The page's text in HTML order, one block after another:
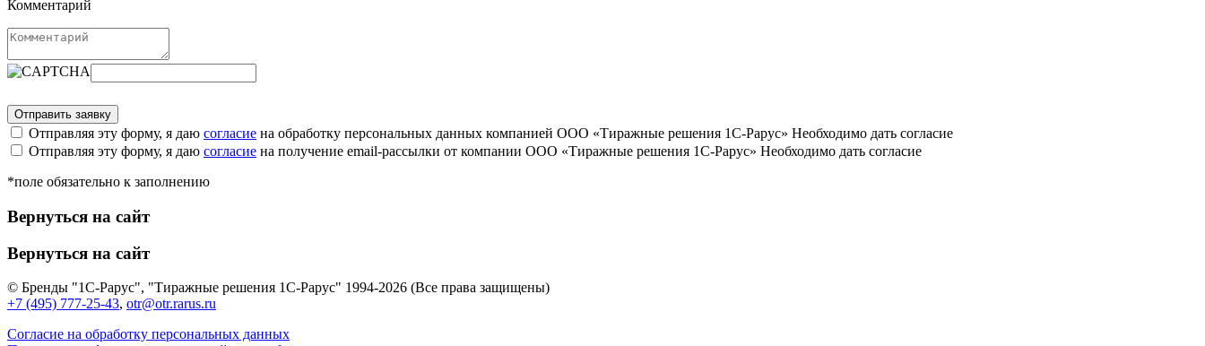
Комментарий
Отправляя эту форму, я даю согласие на обработку персональных данных компанией ООО «Тиражные решения 1С-Рарус» Необходимо дать согласие
Отправляя эту форму, я даю согласие на получение email-рассылки от компании ООО «Тиражные решения 1С-Рарус» Необходимо дать согласие
*поле обязательно к заполнению
Вернуться на сайт
Вернуться на сайт
© Бренды "1С-Рарус", "Тиражные решения 1С-Рарус" 1994-2026 (Все права защищены)
+7 (495) 777-25-43, otr@otr.rarus.ru
Согласие на обработку персональных данных